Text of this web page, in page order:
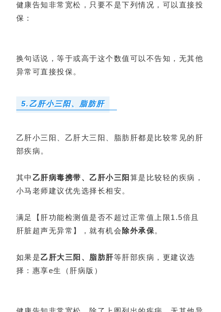
健康告知非常宽松，只要不是下列情况，可以直接投
保：
换句话说，等于或高于这个数值可以不告知，无其他
异常可直接投保。
5.乙肝小三阳、脂肪肝
乙肝小三阳、乙肝大三阳、脂肪肝都是比较常见的肝
部疾病。
其中 乙肝病毒携带、乙肝小三阳 算是比较轻的疾病，
小马老师建议优先选择长相安。
满足【肝功能检测值是否不超过正常值上限1.5倍且
肝脏超声无异常】，就有机会 除外承保。
如果是乙肝大三阳、脂肪肝等肝部疾病，更建议选
择：惠享e生（肝病版）